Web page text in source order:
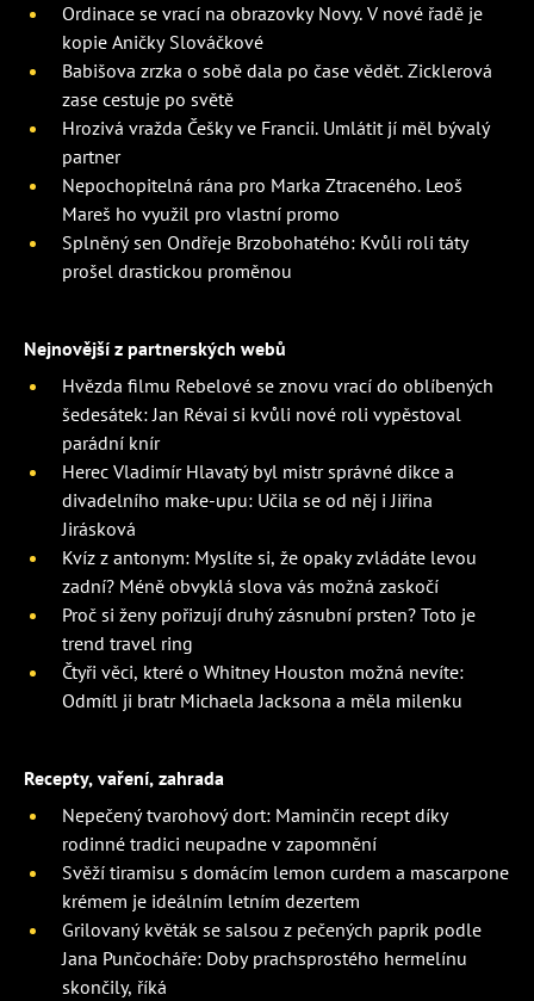
Ordinace se vrací na obrazovky Novy. V nové řadě je
kopie Aničky Slováčkové
Babišova zrzka o sobě dala po čase vědět. Zicklerová
zase cestuje po světě
Hrozivá vražda Češky ve Francii. Umlátit jí měl bývalý
partner
Nepochopitelná rána pro Marka Ztraceného. Leoš
Mareš ho využil pro vlastní promo
Splněný sen Ondřeje Brzobohatého: Kvůli roli táty
prošel drastickou proměnou
Nejnovější z partnerských webů
Hvězda filmu Rebelové se znovu vrací do oblíbených
šedesátek: Jan Révai si kvůli nové roli vypěstoval
parádní knír
Herec Vladimír Hlavatý byl mistr správné dikce a
divadelního make-upu: Učila se od něj i Jiřina
Jirásková
Kvíz z antonym: Myslíte si, že opaky zvládáte levou
zadní? Méně obvyklá slova vás možná zaskočí
Proč si ženy pořizují druhý zásnubní prsten? Toto je
trend travel ring
Čtyři věci, které o Whitney Houston možná nevíte:
Odmítl ji bratr Michaela Jacksona a měla milenku
Recepty, vaření, zahrada
Nepečený tvarohový dort: Maminčin recept díky
rodinné tradici neupadne v zapomnění
Svěží tiramisu s domácím lemon curdem a mascarpone
krémem je ideálním letním dezertem
Grilovaný květák se salsou z pečených paprik podle
Jana Punčocháře: Doby prachsprostého hermelínu
skončily, říká